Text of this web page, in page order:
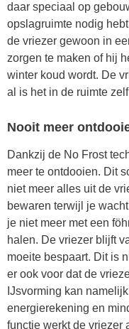
daar speciaal op
opslagruimte nodig
de vriezer gewoon in
zorgen te maken of hij
winter koud wordt. De
al is het in de ruimte
Nooit meer
Dankzij de No Frost
meer te ontdooien. Dit
niet meer alles uit de
bewaren terwijl je
je niet meer met een
halen. De vriezer blijft
moeite bespaart. Dit is
er ook voor dat de
IJsvorming kan
energierekening en
functie werkt de vriezer